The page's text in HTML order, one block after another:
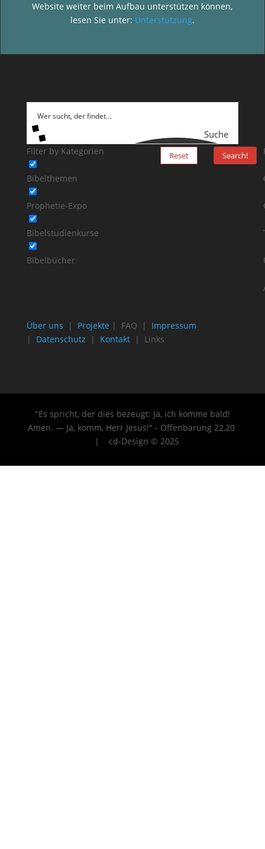
Website weiter beim Aufbau unterstützen können,
lesen Sie unter: Unterstützung.
Suche
Filter by Kategorien
Bibelthemen
Prophetie-Expo
Bibelstudienkurse
Bibelbücher
Reset Search!
Über uns | Projekte | FAQ | Impressum
| Datenschutz | Kontakt| Links
"Es spricht, der dies bezeugt: Ja, ich komme bald!
Amen. — Ja, komm, Herr Jesus!" - Offenbarung 22,20
| cd-Design © 2025